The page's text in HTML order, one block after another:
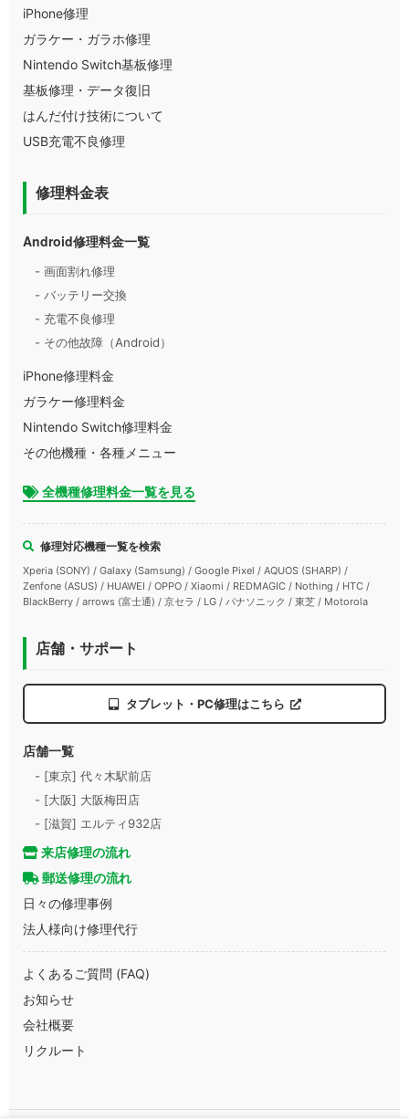
iPhone修理
ガラケー・ガラホ修理
Nintendo Switch基板修理
基板修理・データ復旧
はんだ付け技術について
USB充電不良修理
修理料金表
Android修理料金一覧
- 画面割れ修理
- バッテリー交換
- 充電不良修理
- その他故障（Android）
iPhone修理料金
ガラケー修理料金
Nintendo Switch修理料金
その他機種・各種メニュー
全機種修理料金一覧を見る
修理対応機種一覧を検索
Xperia (SONY) / Galaxy (Samsung) / Google Pixel / AQUOS (SHARP) /
Zenfone (ASUS) / HUAWEI / OPPO / Xiaomi / REDMAGIC / Nothing / HTC /
BlackBerry / arrows (富士通) / 京セラ / LG / パナソニック / 東芝 / Motorola
店舗・サポート
タブレット・PC修理はこちら
店舗一覧
- [東京] 代々木駅前店
- [大阪] 大阪梅田店
- [滋賀] エルティ932店
来店修理の流れ
郵送修理の流れ
日々の修理事例
法人様向け修理代行
よくあるご質問 (FAQ)
お知らせ
会社概要
リクルート